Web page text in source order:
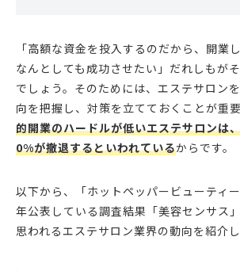
「高額な資金を投入するのだから、開業
なんとしても成功させたい」だれしもが
でしょう。そのためには、エステサロン
向を把握し、対策を立てておくことが重要
的開業のハードルが低いエステサロンは
0%が撤退するといわれているからです。
以下から、「ホットペッパービューティ
年公表している調査結果「美容センサス
思われるエステサロン業界の動向を紹介し